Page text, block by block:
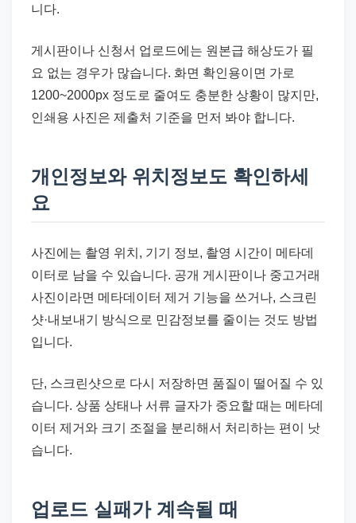
니다.
게시판이나 신청서 업로드에는 원본급 해상도가 필
요 없는 경우가 많습니다. 화면 확인용이면 가로
1200~2000px 정도로 줄여도 충분한 상황이 많지만,
인쇄용 사진은 제출처 기준을 먼저 봐야 합니다.
개인정보와 위치정보도 확인하세
요
사진에는 촬영 위치, 기기 정보, 촬영 시간이 메타데
이터로 남을 수 있습니다. 공개 게시판이나 중고거래
사진이라면 메타데이터 제거 기능을 쓰거나, 스크린
샷·내보내기 방식으로 민감정보를 줄이는 것도 방법
입니다.
단, 스크린샷으로 다시 저장하면 품질이 떨어질 수 있
습니다. 상품 상태나 서류 글자가 중요할 때는 메타데
이터 제거와 크기 조절을 분리해서 처리하는 편이 낫
습니다.
업로드 실패가 계속될 때